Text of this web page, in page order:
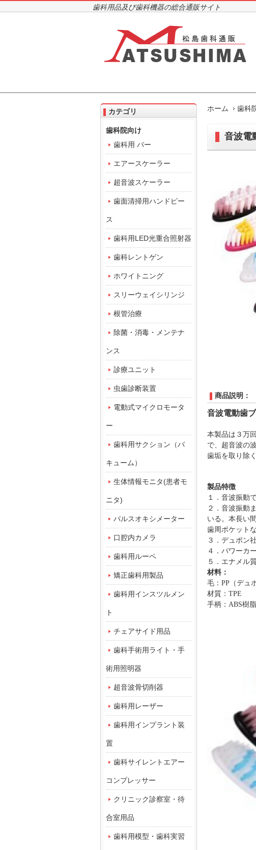
歯科用品及び歯科機器の総合通販サイト
ホーム 歯科
音波電
商品説明：
音波電動歯
本製品は３ 万
で、超音波の
歯垢を取り除
製品特徴
１． 音波振動
２． 音波振動
いる。本長い
歯周ポケット
３． デュポン社
４． パワーカ
５． エナメル
材料：
毛 ：PP（デュ
材質：TPE
手柄 ：ABS樹脂
カテゴリ
歯科院向け
歯科用 バー
エアースケーラー
超音波スケーラー
歯面清掃用ハンドピー
ス
歯科用LED光重合照射器
歯科レントゲン
ホワイトニング
スリーウェイシリンジ
根管治療
除菌・消毒・メンテナ
ンス
診療ユニット
虫歯診断装置
電動式マイクロモータ
ー
歯科用サクション（バ
キューム）
生体情報モニタ(患者モ
ニタ)
パルスオキシメーター
口腔内カメラ
歯科用ルーペ
矯正歯科用製品
歯科用インスツルメン
ト
チェアサイド用品
歯科手術用ライト・手
術用照明器
超音波骨切削器
歯科用レーザー
歯科用インプラント装
置
歯科サイレントエアー
コンプレッサー
クリニック診察室・待
合室用品
歯科用模型・歯科実習